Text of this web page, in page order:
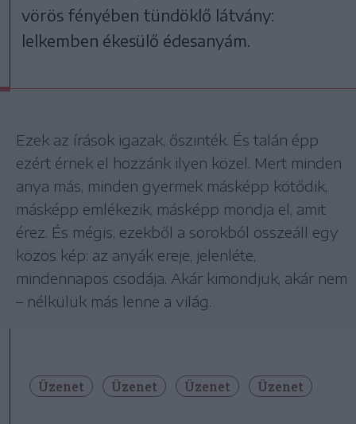
vörös fényében tündöklő látvány:
lelkemben ékesülő édesanyám.
Ezek az írások igazak, őszinték. És talán épp
ezért érnek el hozzánk ilyen közel. Mert minden
anya más, minden gyermek másképp kötődik,
másképp emlékezik, másképp mondja el, amit
érez. És mégis, ezekből a sorokból összeáll egy
közös kép: az anyák ereje, jelenléte,
mindennapos csodája. Akár kimondjuk, akár nem
– nélkülük más lenne a világ.
Üzenet Üzenet Üzenet Üzenet